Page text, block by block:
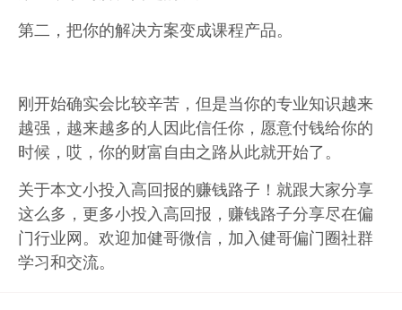
第二，把你的解决方案变成课程产品。
刚开始确实会比较辛苦，但是当你的专业知识越来
越强，越来越多的人因此信任你，愿意付钱给你的
时候，哎，你的财富自由之路从此就开始了。
关于本文小投入高回报的赚钱路子！就跟大家分享
这么多，更多小投入高回报，赚钱路子分享尽在偏
门行业网。欢迎加健哥微信，加入健哥偏门圈社群
学习和交流。